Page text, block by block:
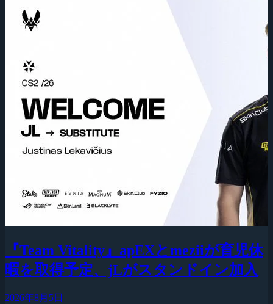
『Team Vitality』apEXとmeziiが育児休
暇を取得予定、jLがスタンドイン加入
2026年8月5日